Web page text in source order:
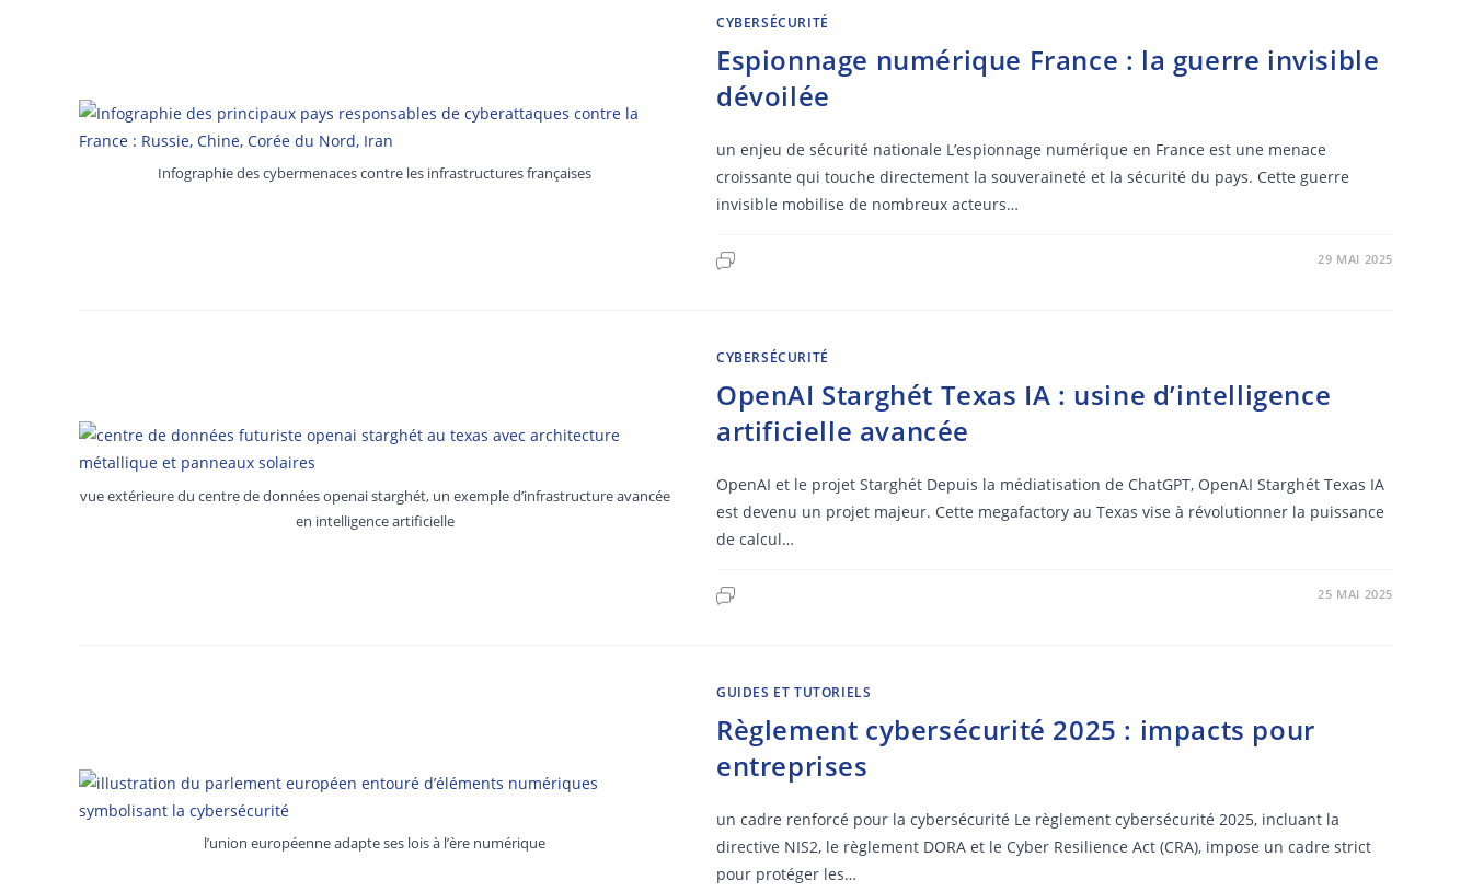
Infographie des cybermenaces contre les infrastructures françaises
CYBERSÉCURITÉ
Espionnage numérique France : la guerre invisible
dévoilée
un enjeu de sécurité nationale L’espionnage numérique en France est une menace
croissante qui touche directement la souveraineté et la sécurité du pays. Cette guerre
invisible mobilise de nombreux acteurs…
29 MAI 2025
vue extérieure du centre de données openai starghét, un exemple d’infrastructure avancée
en intelligence artificielle
CYBERSÉCURITÉ
OpenAI Starghét Texas IA : usine d’intelligence
artificielle avancée
OpenAI et le projet Starghét Depuis la médiatisation de ChatGPT, OpenAI Starghét Texas IA
est devenu un projet majeur. Cette megafactory au Texas vise à révolutionner la puissance
de calcul…
25 MAI 2025
l’union européenne adapte ses lois à l’ère numérique
GUIDES ET TUTORIELS
Règlement cybersécurité 2025 : impacts pour
entreprises
un cadre renforcé pour la cybersécurité Le règlement cybersécurité 2025, incluant la
directive NIS2, le règlement DORA et le Cyber Resilience Act (CRA), impose un cadre strict
pour protéger les…